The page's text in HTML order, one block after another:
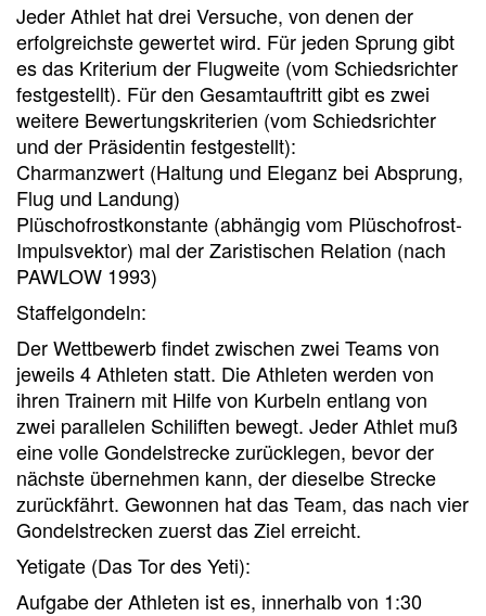
Jeder Athlet hat drei Versuche, von denen der
erfolgreichste gewertet wird. Für jeden Sprung gibt
es das Kriterium der Flugweite (vom Schiedsrichter
festgestellt). Für den Gesamtauftritt gibt es zwei
weitere Bewertungskriterien (vom Schiedsrichter
und der Präsidentin festgestellt):
Charmanzwert (Haltung und Eleganz bei Absprung,
Flug und Landung)
Plüschofrostkonstante (abhängig vom Plüschofrost-
Impulsvektor) mal der Zaristischen Relation (nach
PAWLOW 1993)
Staffelgondeln:
Der Wettbewerb findet zwischen zwei Teams von
jeweils 4 Athleten statt. Die Athleten werden von
ihren Trainern mit Hilfe von Kurbeln entlang von
zwei parallelen Schiliften bewegt. Jeder Athlet muß
eine volle Gondelstrecke zurücklegen, bevor der
nächste übernehmen kann, der dieselbe Strecke
zurückfährt. Gewonnen hat das Team, das nach vier
Gondelstrecken zuerst das Ziel erreicht.
Yetigate (Das Tor des Yeti):
Aufgabe der Athleten ist es, innerhalb von 1:30